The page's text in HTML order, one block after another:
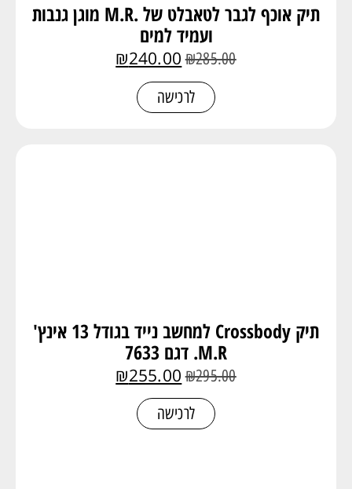
תיק אוכף לגבר לטאבלט של .M.R מוגן גנבות
ועמיד למים
₪285.00
₪240.00
לרכישה
תיק Crossbody למחשב נייד בגודל 13 אינץ'
M.R. דגם 7633
₪295.00
₪255.00
לרכישה